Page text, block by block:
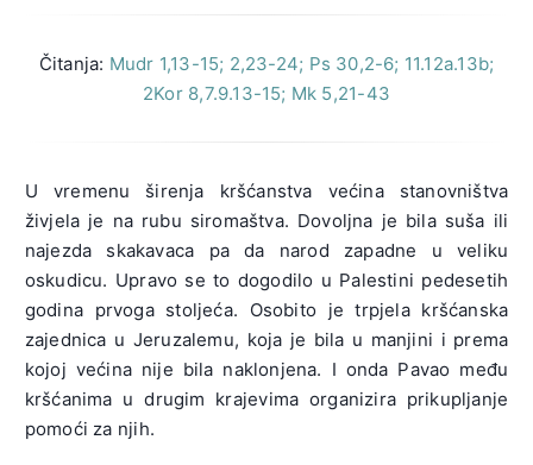
Čitanja: Mudr 1,13-15; 2,23-24; Ps 30,2-6; 11.12a.13b;
2Kor 8,7.9.13-15; Mk 5,21-43
U vremenu širenja kršćanstva većina stanovništva
živjela je na rubu siromaštva. Dovoljna je bila suša ili
najezda skakavaca pa da narod zapadne u veliku
oskudicu. Upravo se to dogodilo u Palestini pedesetih
godina prvoga stoljeća. Osobito je trpjela kršćanska
zajednica u Jeruzalemu, koja je bila u manjini i prema
kojoj većina nije bila naklonjena. I onda Pavao među
kršćanima u drugim krajevima organizira prikupljanje
pomoći za njih.